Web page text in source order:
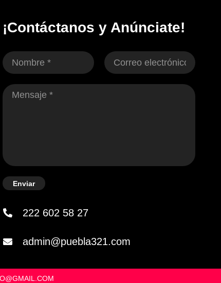
¡Contáctanos y Anúnciate!
Enviar
222 602 58 27
admin@puebla321.com